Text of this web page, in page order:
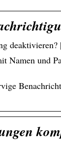
deaktivieren?
Namen und